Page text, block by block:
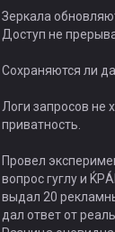
Зеркала
Доступ не
Сохраняются ли
Логи запросов не
приватность.
Провел
вопрос гуглу и
выдал 20
дал ответ от